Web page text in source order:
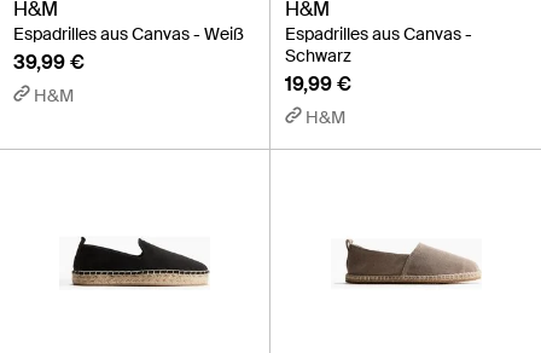
H&M
Espadrilles aus Canvas - Weiß
39,99 €
H&M
H&M
Espadrilles aus Canvas -
Schwarz
19,99 €
H&M